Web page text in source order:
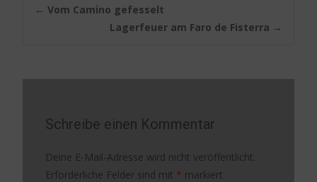
Post
← Vom Camino gefesselt
Lagerfeuer am Faro de Fisterra →
Schreibe einen Kommentar
Deine E-Mail-Adresse wird nicht veröffentlicht.
Erforderliche Felder sind mit * markiert